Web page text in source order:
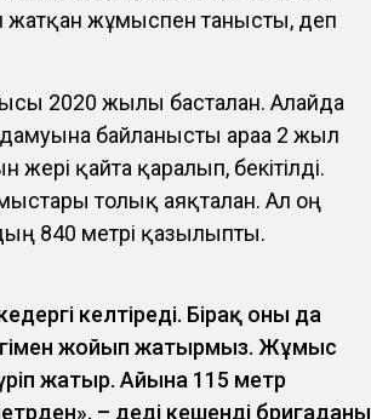
жатқан жұмыспен танысты, деп
2020 жылы басталған. Алайда
байланысты араға 2 жыл
қайта қаралып, бекітілді.
толық аяқталған. Ал оң
840 метрі қазылыпты.
келтіреді. Бірақ оны да
жойып жатырмыз. Жұмыс
жатыр. Айына 115 метр
– деді кешенді бригаданың